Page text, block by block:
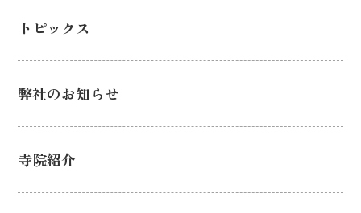
トピックス
弊社のお知らせ
寺院紹介